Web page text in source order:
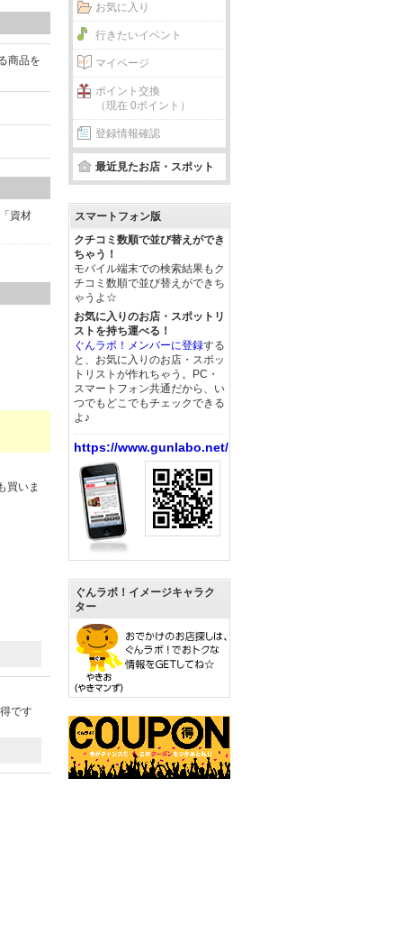
商品を
資材
買いま
です
お気に入り
行きたいイベント
マイページ
ポイント交換
（現在 0ポイント）
登録情報確認
最近見たお店・スポット
スマートフォン版
クチコミ数順で並び替えができ
ちゃう！
モバイル端末での検索結果もク
チコミ数順で並び替えができち
ゃうよ☆
お気に入りのお店・スポットリ
ストを持ち運べる！
ぐんラボ！メンバーに登録する
と、お気に入りのお店・スポッ
トリストが作れちゃう。PC・
スマートフォン共通だから、い
つでもどこでもチェックできる
よ♪
https://www.gunlabo.net/
ぐんラボ！イメージキャラク
ター